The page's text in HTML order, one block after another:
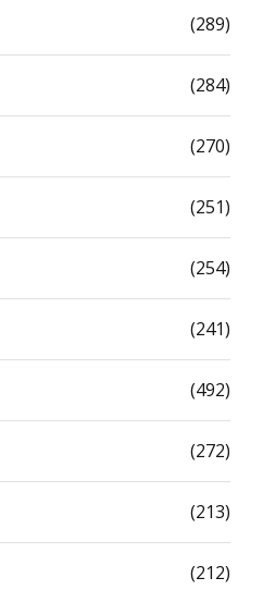
(289)
(284)
(270)
(251)
(254)
(241)
(492)
(272)
(213)
(212)